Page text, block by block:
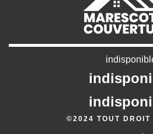
©2024 TOUT DROIT